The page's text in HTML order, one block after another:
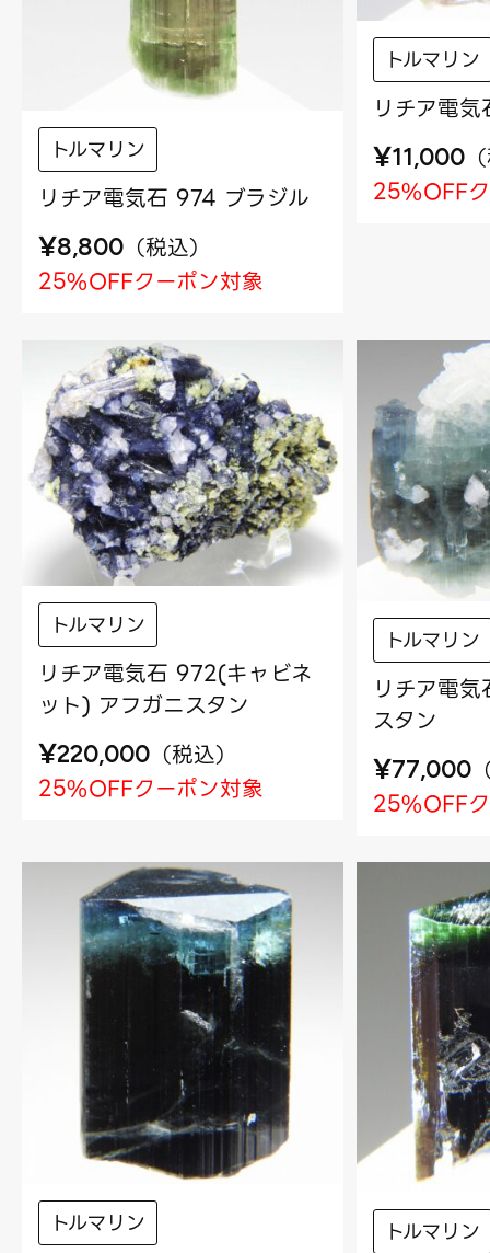
トルマリン
リチア電気石 974 ブラジル
¥8,800 （税込）
25%OFFクーポン対象
トルマリン
リチア電
¥11,000 （
25%OFF
トルマリン
リチア電気石 972(キャビネ
ット) アフガニスタン
¥220,000 （税込）
25%OFFクーポン対象
トルマリン
リチア電
スタン
¥77,000
25%OFF
トルマリン トルマリン